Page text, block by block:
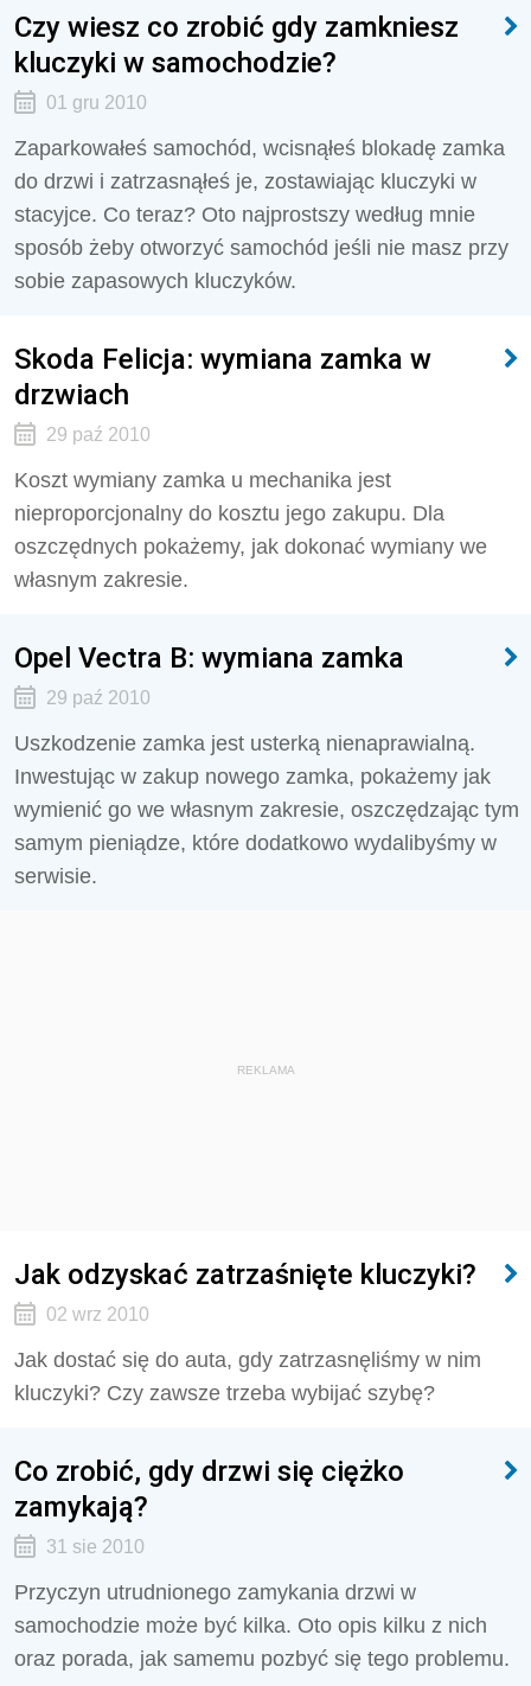
Czy wiesz co zrobić gdy zamkniesz
kluczyki w samochodzie?
01 gru 2010
Zaparkowałeś samochód, wcisnąłeś blokadę zamka
do drzwi i zatrzasnąłeś je, zostawiając kluczyki w
stacyjce. Co teraz? Oto najprostszy według mnie
sposób żeby otworzyć samochód jeśli nie masz przy
sobie zapasowych kluczyków.
Skoda Felicja: wymiana zamka w
drzwiach
29 paź 2010
Koszt wymiany zamka u mechanika jest
nieproporcjonalny do kosztu jego zakupu. Dla
oszczędnych pokażemy, jak dokonać wymiany we
własnym zakresie.
Opel Vectra B: wymiana zamka
29 paź 2010
Uszkodzenie zamka jest usterką nienaprawialną.
Inwestując w zakup nowego zamka, pokażemy jak
wymienić go we własnym zakresie, oszczędzając tym
samym pieniądze, które dodatkowo wydalibyśmy w
serwisie.
REKLAMA
Jak odzyskać zatrzaśnięte kluczyki?
02 wrz 2010
Jak dostać się do auta, gdy zatrzasnęliśmy w nim
kluczyki? Czy zawsze trzeba wybijać szybę?
Co zrobić, gdy drzwi się ciężko
zamykają?
31 sie 2010
Przyczyn utrudnionego zamykania drzwi w
samochodzie może być kilka. Oto opis kilku z nich
oraz porada, jak samemu pozbyć się tego problemu.